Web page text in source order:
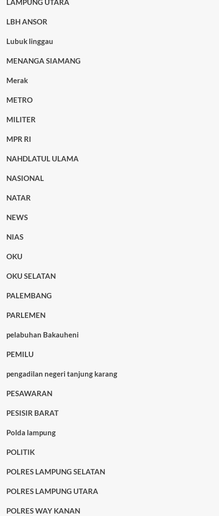
LAMPUNG UTARA
LBH ANSOR
Lubuk linggau
MENANGA SIAMANG
Merak
METRO
MILITER
MPR RI
NAHDLATUL ULAMA
NASIONAL
NATAR
NEWS
NIAS
OKU
OKU SELATAN
PALEMBANG
PARLEMEN
pelabuhan Bakauheni
PEMILU
pengadilan negeri tanjung karang
PESAWARAN
PESISIR BARAT
Polda lampung
POLITIK
POLRES LAMPUNG SELATAN
POLRES LAMPUNG UTARA
POLRES WAY KANAN